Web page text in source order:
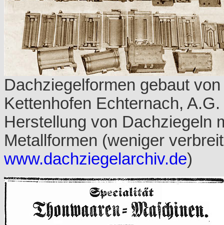
Dachziegelformen gebaut
Kettenhofen Echternach,
Herstellung von Dachziegeln
Metallformen (weniger
www.dachziegelarchiv.de)